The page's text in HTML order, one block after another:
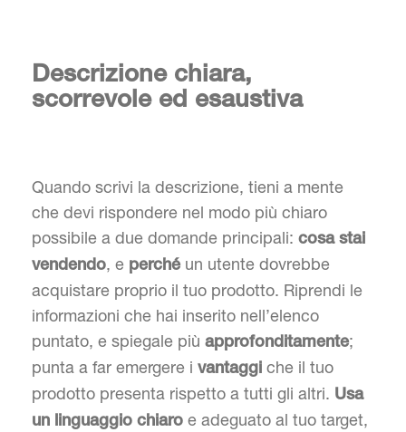
Descrizione chiara,
scorrevole ed esaustiva
Quando scrivi la descrizione, tieni a mente
che devi rispondere nel modo più chiaro
possibile a due domande principali: cosa stai
vendendo, e perchéun utente dovrebbe
acquistare proprio il tuo prodotto. Riprendi le
informazioni che hai inserito nell’elenco
puntato, e spiegale più approfonditamente;
punta a far emergere i vantaggi che il tuo
prodotto presenta rispetto a tutti gli altri. Usa
un linguaggio chiaro e adeguato al tuo target,